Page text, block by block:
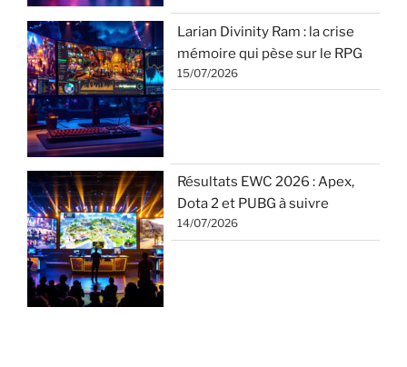
Larian Divinity Ram : la crise
mémoire qui pèse sur le RPG
15/07/2026
Résultats EWC 2026 : Apex,
Dota 2 et PUBG à suivre
14/07/2026